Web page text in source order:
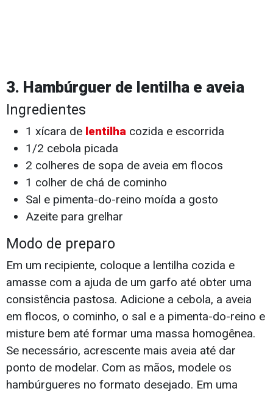
3. Hambúrguer de lentilha e aveia
Ingredientes
1 xícara de lentilha cozida e escorrida
1/2 cebola picada
2 colheres de sopa de aveia em flocos
1 colher de chá de cominho
Sal e pimenta-do-reino moída a gosto
Azeite para grelhar
Modo de preparo
Em um recipiente, coloque a lentilha cozida e
amasse com a ajuda de um garfo até obter uma
consistência pastosa. Adicione a cebola, a aveia
em flocos, o cominho, o sal e a pimenta-do-reino e
misture bem até formar uma massa homogênea.
Se necessário, acrescente mais aveia até dar
ponto de modelar. Com as mãos, modele os
hambúrgueres no formato desejado. Em uma